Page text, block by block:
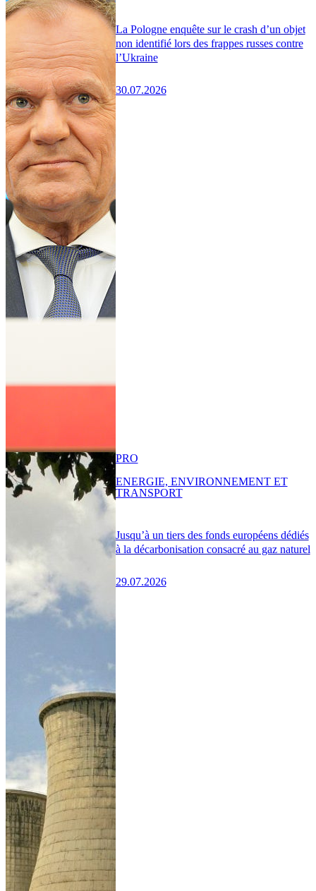
La Pologne enquête sur le crash d’un objet
non identifié lors des frappes russes contre
l’Ukraine
30.07.2026
Jusqu’à un tiers des fonds européens dédiés
à la décarbonisation consacré au gaz naturel
29.07.2026
PRO
ENERGIE, ENVIRONNEMENT ET
TRANSPORT